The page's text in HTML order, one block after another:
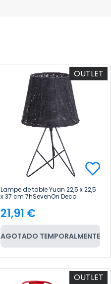
OUTLET
Lampe de table Yuan 22,5 x 22,5
x 37 cm 7hSevenOn Deco
Price
21,91 €
AGOTADO TEMPORALMENTE
OUTLET